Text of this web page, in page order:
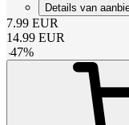
Details van
7.99 EUR
14.99 EUR
-47%